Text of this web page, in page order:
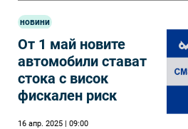
новини
От 1 май новите
автомобили стават
стока с висок
фискален риск
16 апр. 2025 | 09:00